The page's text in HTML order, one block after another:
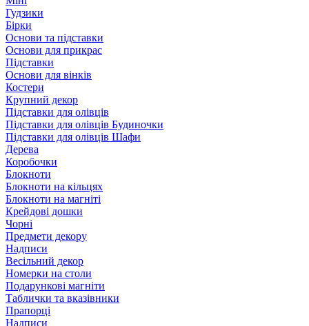
Гудзики
Бірки
Основи та підставки
Основи для прикрас
Підставки
Основи для вінків
Костери
Крупний декор
Підставки для олівців
Підставки для олівців Будиночки
Підставки для олівців Шафи
Дерева
Коробочки
Блокноти
Блокноти на кільцях
Блокноти на магніті
Крейдові дошки
Чорні
Предмети декору
Надписи
Весільний декор
Номерки на столи
Подарункові магніти
Таблички та вказівники
Прапорці
Надписи